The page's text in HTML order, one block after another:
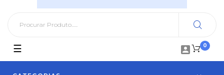
0

Toggle
navigation
☰